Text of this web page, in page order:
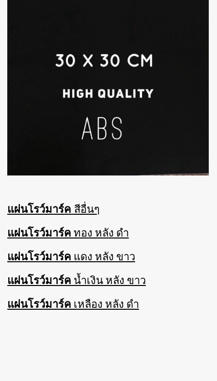
แผ่นโรว์มาร์ค สีอื่นๆ
แผ่นโรว์มาร์ค ทอง หลัง ดำ
แผ่นโรว์มาร์ค แดง หลัง ขาว
แผ่นโรว์มาร์ค น้ำเงิน หลัง ขาว
แผ่นโรว์มาร์ค เหลือง หลัง ดำ